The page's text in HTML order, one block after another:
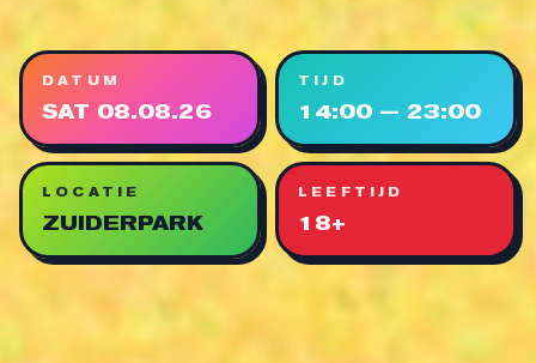
DATUM
SAT 08.08.26
TIJD
14:00 — 23:00
LOCATIE
ZUIDERPARK
LEEFTIJD
18+